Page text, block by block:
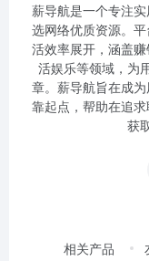
薪导航是一个专注
选网络优质资源。
活效率展开，涵盖
活娱乐等领域，为
章。薪导航旨在成
靠起点，帮助在追
获
相关产品